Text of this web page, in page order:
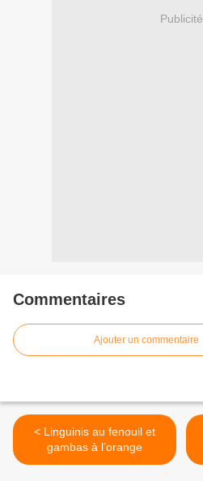
Publicité
Commentaires
Ajouter un commentaire
< Linguinis au fenouil et
gambas à l’orange